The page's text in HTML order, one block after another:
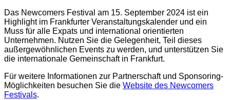
Das Newcomers Festival am 15. September 2024 ist ein
Highlight im Frankfurter Veranstaltungskalender und ein
Muss für alle Expats und international orientierten
Unternehmen. Nutzen Sie die Gelegenheit, Teil dieses
außergewöhnlichen Events zu werden, und unterstützen Sie
die internationale Gemeinschaft in Frankfurt.
Für weitere Informationen zur Partnerschaft und Sponsoring-
Möglichkeiten besuchen Sie die Website des Newcomers
Festivals.